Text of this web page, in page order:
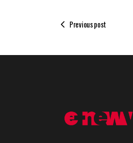
Previous post